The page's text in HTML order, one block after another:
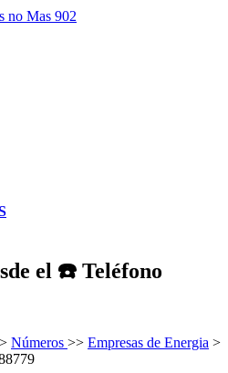
el ☎️ Teléfono
Números >> Empresas de Energia >